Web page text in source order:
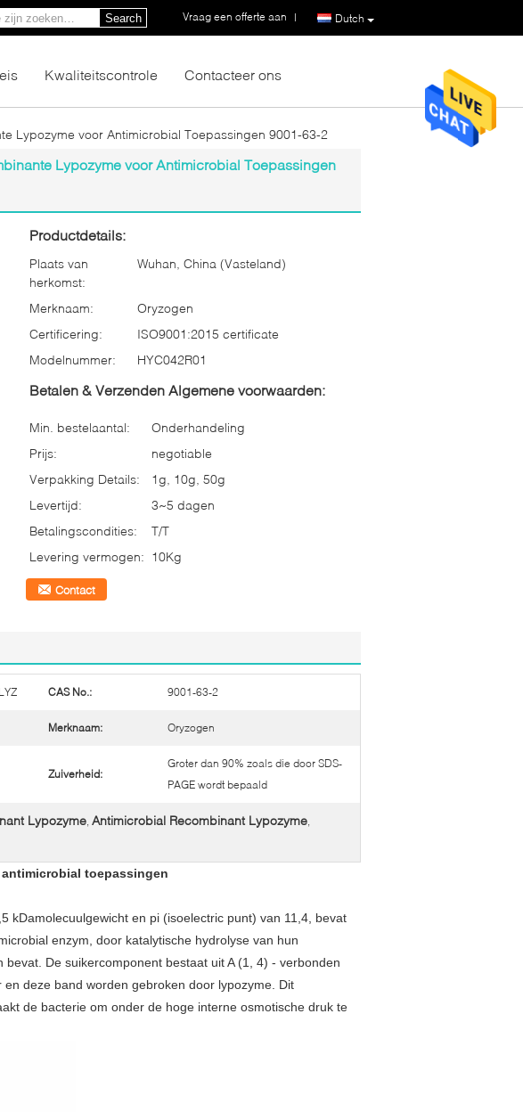
Dutch
Vraag een offerte aan |
Search
Kwaliteitscontrole Contacteer ons
Lypozyme voor Antimicrobial Toepassingen 9001-63-2
Lypozyme voor Antimicrobial Toepassingen
Productdetails:
Plaats van
herkomst:
Wuhan, China (Vasteland)
Merknaam:
Oryzogen
Certificering:
ISO9001:2015 certificate
Modelnummer:
HYC042R01
Betalen & Verzenden Algemene voorwaarden:
Min. bestelaantal:
Onderhandeling
Prijs:
negotiable
Verpakking Details:
1g, 10g, 50g
Levertijd:
3~5 dagen
Betalingscondities:
T/T
Levering vermogen: 10Kg
Contact
CAS No.: 9001-63-2
Merknaam: Oryzogen
Zuiverheid:
Groter dan 90% zoals die door SDS-
PAGE wordt bepaald
Lypozyme, Antimicrobial Recombinant Lypozyme,
toepassingen
kDamolecuulgewicht en pi (isoelectric punt) van 11,4, bevat
enzym, door katalytische hydrolyse van hun
De suikercomponent bestaat uit A (1, 4) - verbonden
deze band worden gebroken door lypozyme. Dit
de bacterie om onder de hoge interne osmotische druk te